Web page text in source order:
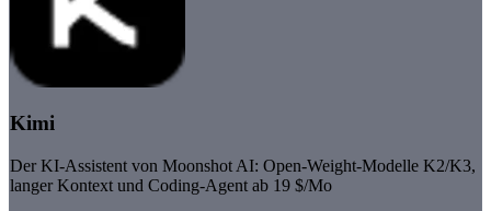
Kimi
Der KI-Assistent von Moonshot AI: Open-Weight-Modelle K2/K3,
langer Kontext und Coding-Agent ab 19 $/Mo